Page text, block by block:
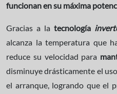
funcionan en su máxima
Gracias a la tecnología
alcanza la temperatura que
reduce su velocidad para
disminuye drásticamente el
el arranque, logrando que el